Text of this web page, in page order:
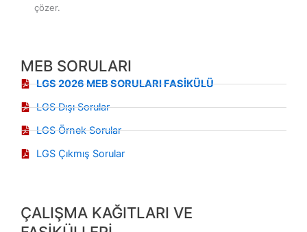
çözer.
MEB SORULARI
LGS 2026 MEB SORULARI FASİKÜLÜ
LGS Dışı Sorular
LGS Örnek Sorular
LGS Çıkmış Sorular
ÇALIŞMA KAĞITLARI VE